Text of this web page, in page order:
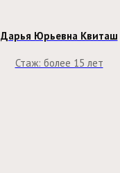
Дарья Юрьевна Квиташ
Стаж: более 15 лет